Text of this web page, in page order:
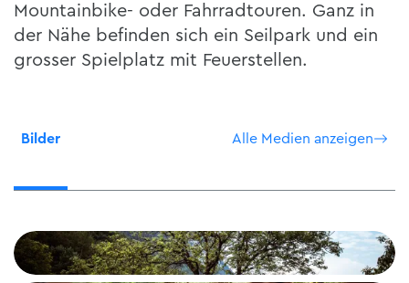
Mountainbike- oder Fahrradtouren. Ganz in
der Nähe befinden sich ein Seilpark und ein
grosser Spielplatz mit Feuerstellen.
Bilder Alle Medien anzeigen